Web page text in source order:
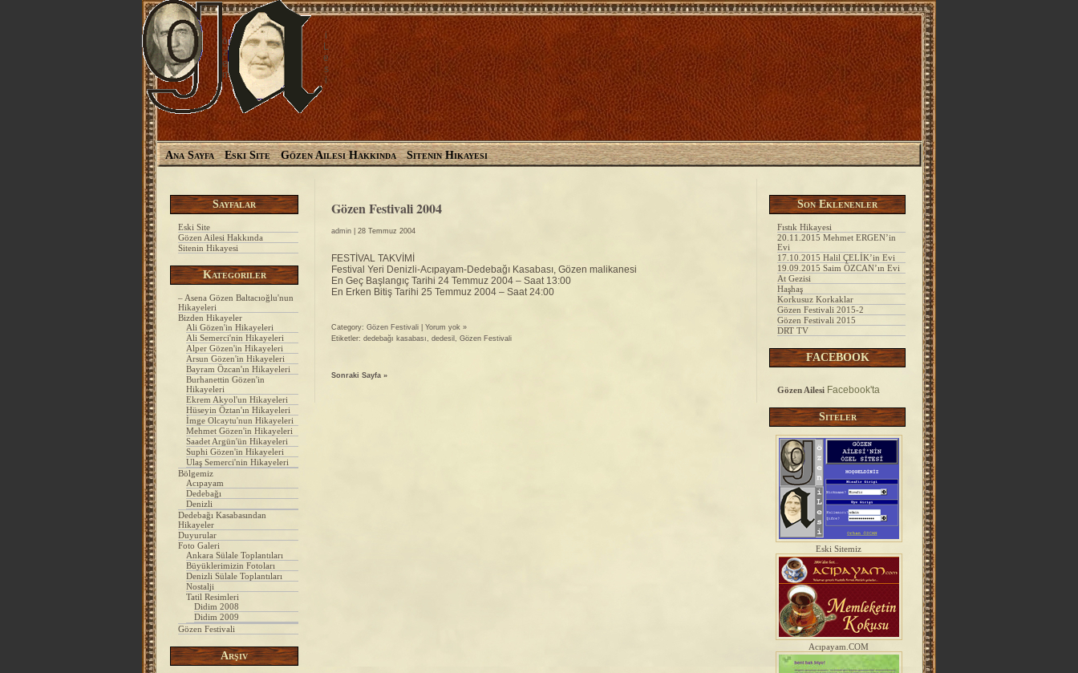
ö
z
e
n
i
L
e
s
i
Gözen Ailesi
Ana Sayfa Eski Site Gözen Ailesi Hakkında Sitenin Hikayesi
Sayfalar
Eski Site
Gözen Ailesi Hakkında
Sitenin Hikayesi
Kategoriler
– Asena Gözen Baltacıoğlu'nun
Hikayeleri
Bizden Hikayeler
Ali Gözen'in Hikayeleri
Ali Semerci'nin Hikayeleri
Alper Gözen'in Hikayeleri
Arsun Gözen'in Hikayeleri
Bayram Özcan'ın Hikayeleri
Burhanettin Gözen'in
Hikayeleri
Ekrem Akyol'un Hikayeleri
Hüseyin Öztan'ın Hikayeleri
İmge Olcaytu'nun Hikayeleri
Mehmet Gözen'in Hikayeleri
Saadet Argün'ün Hikayeleri
Suphi Gözen'in Hikayeleri
Ulaş Semerci'nin Hikayeleri
Bölgemiz
Acıpayam
Dedebağı
Denizli
Dedebağı Kasabasından
Hikayeler
Duyurular
Foto Galeri
Ankara Sülale Toplantıları
Büyüklerimizin Fotoları
Denizli Sülale Toplantıları
Nostalji
Tatil Resimleri
Didim 2008
Didim 2009
Gözen Festivali
Arşiv
Gözen Festivali 2004
admin | 28 Temmuz 2004
FESTİVAL TAKVİMİ
Festival Yeri Denizli-Acıpayam-Dedebağı Kasabası, Gözen malikanesi
En Geç Başlangıç Tarihi 24 Temmuz 2004 – Saat 13:00
En Erken Bitiş Tarihi 25 Temmuz 2004 – Saat 24:00
Category: Gözen Festivali
Yorum yok »
Etiketler: dedebağı kasabası, dedesil , Gözen Festivali
Sonraki Sayfa »
Son Eklenenler
Fıstık Hikayesi
20.11.2015 Mehmet ERGEN’in
Evi
17.10.2015 Halil ÇELİK’in Evi
19.09.2015 Saim ÖZCAN’ın Evi
At Gezisi
Haşhaş
Korkusuz Korkaklar
Gözen Festivali 2015-2
Gözen Festivali 2015
DRT TV
FACEBOOK
Gözen Ailesi Facebook'ta
Siteler
Eski Sitemiz
Acıpayam.COM